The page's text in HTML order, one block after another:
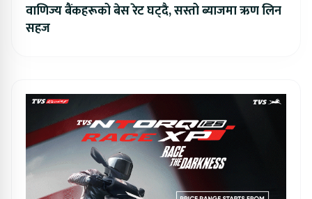
वाणिज्य बैंकहरूको बेस रेट घट्दै, सस्तो ब्याजमा ऋण लिन
सहज